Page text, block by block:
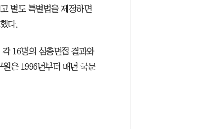
별도 특별법을 제정하면
다.
16명의 심층면접 결과와
은 1996년부터 매년 국문